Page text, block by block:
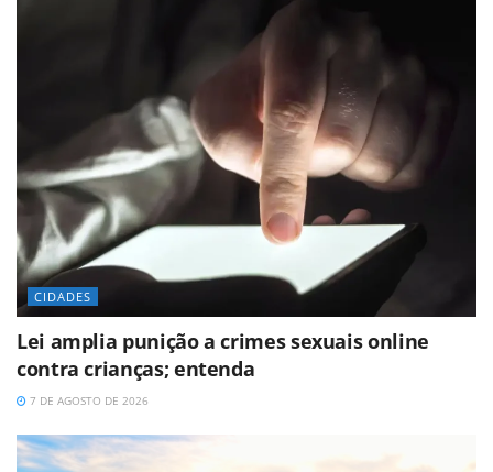
CIDADES
Lei amplia punição a crimes sexuais online
contra crianças; entenda
7 DE AGOSTO DE 2026